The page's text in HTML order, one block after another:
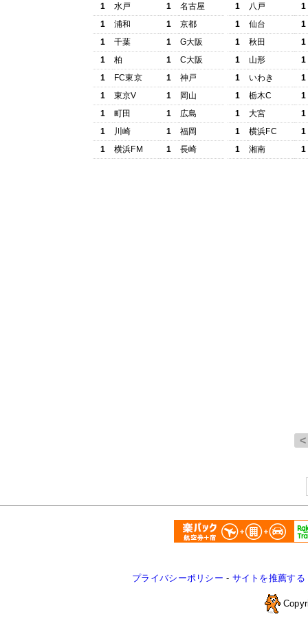
1
水戸 1
名古屋
1
浦和 1
京都
1
千葉 1
G大阪
1
柏 1
C大阪
1
FC東京 1
神戸
1
東京V 1
岡山
1
町田 1
広島
1
川崎 1
福岡
1
横浜FM 1 長崎
1
八戸
1
1
仙台
1
1
秋田
1
1
山形
1
1
いわき
1
1
栃木C
1
1
大宮
1
1
横浜FC
1
1
湘南 1
プライバシーポリシー - サイトを推薦する